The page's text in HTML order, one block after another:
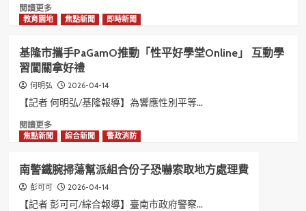
際
合
視
野
永
續
廉
能
誠
信
的
跨
界
合
訪
宗
與
文
化
場
域
睡
魔
燈
展
現
台
日
閱讀更多Read
more
熊
本
教
育
代
表
團
參
嘉
義
鞦
韆
教育園地 焦點新聞 即時新聞
基隆市攜手PaGamO推動「性平好學堂Online」 互動學
習闖關拿好禮
何明弘 2026-04-14
【記者 何明弘/基隆報導】為響應性別平等...
閱讀更多Read
more
基
隆
市
攜
焦點新聞 綜合新聞 警政消防
南警鐵腕掃蕩幫派組合份子恐嚇索取地方處理費
彭可可 2026-04-14
【記者 彭可可/綜合報導】臺南市政府警察...